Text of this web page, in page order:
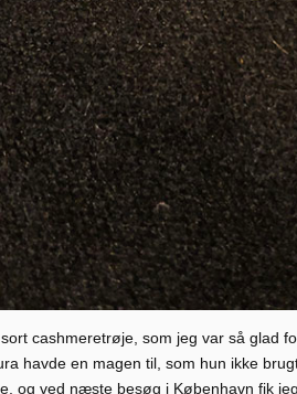
cashmeretrøje, som jeg var så glad
havde en magen til, som hun ikke
og ved næste besøg i København fik